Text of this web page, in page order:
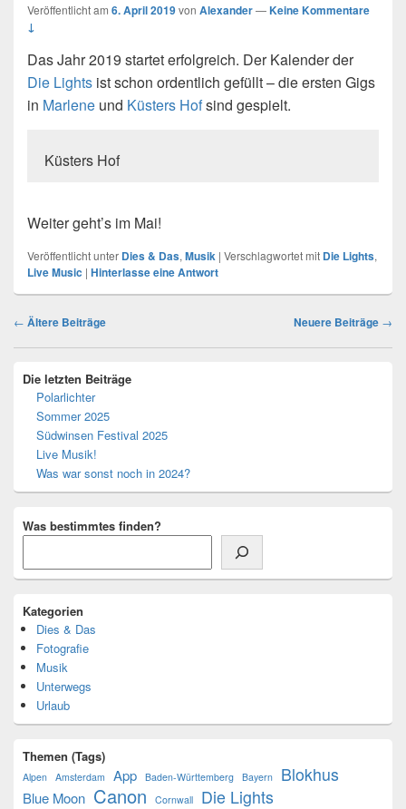
Veröffentlicht am 6. April 2019von Alexander—Keine Kommentare
↓
Das Jahr 2019 startet erfolgreich. Der Kalender der
Die Lights ist schon ordentlich gefüllt – die ersten Gigs
in Marlene und Küsters Hofsind gespielt.
Küsters Hof
Weiter geht’s im Mai!
Veröffentlicht unter Dies & Das, Musik | Verschlagwortet mit Die Lights,
Live Music | Hinterlasse eine Antwort
Beitragsnavigation
← Ältere Beiträge Neuere Beiträge →
Seitenleisten-
Widgetbereich
Die letzten Beiträge
Polarlichter
Sommer 2025
Südwinsen Festival 2025
Live Musik!
Was war sonst noch in 2024?
Was bestimmtes finden?
Kategorien
Dies & Das
Fotografie
Musik
Unterwegs
Urlaub
Themen (Tags)
Alpen Amsterdam App Baden-Württemberg Bayern Blokhus
Blue Moon Canon Cornwall Die Lights